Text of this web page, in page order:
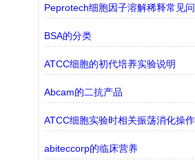
Peprotech细胞因子溶解稀释常见
BSA的分类
ATCC细胞的初代培养实验说明
Abcam的二抗产品
ATCC细胞实验时相关振荡消化操
abiteccorp的临床营养